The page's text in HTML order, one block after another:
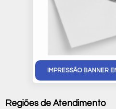
IMPRESSÃO BANNER
Regiões de Atendimento